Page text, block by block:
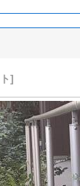
]